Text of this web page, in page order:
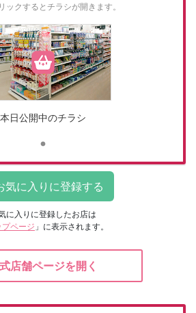
ックするとチラシが開きます。
本日公開中のチラシ
に入りに登録したお店は
プページ 」に表示されます。
店舗ページを開く